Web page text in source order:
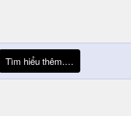
Policy Trợ giúp
S
Tìm hiểu thêm.…